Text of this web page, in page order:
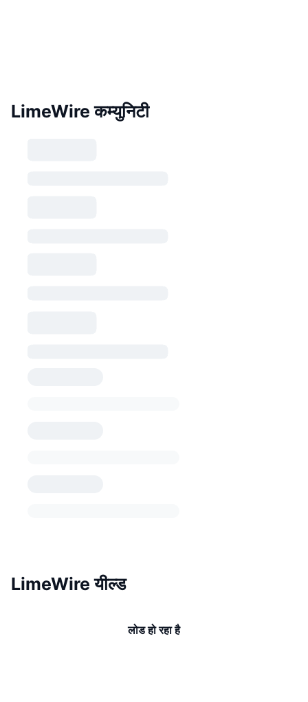
LimeWire कम्युनिटी
LimeWire यील्ड
लोड हो रहा है